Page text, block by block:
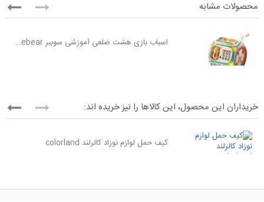
محصولات مشابه
اسباب بازی هشت ضلعی آموزشی سوببر Sobebear مدل YL505-12
خریداران این محصول، این کالاها را نیز خریده اند:
کیف حمل لوازم نوزاد کالرلند colorland